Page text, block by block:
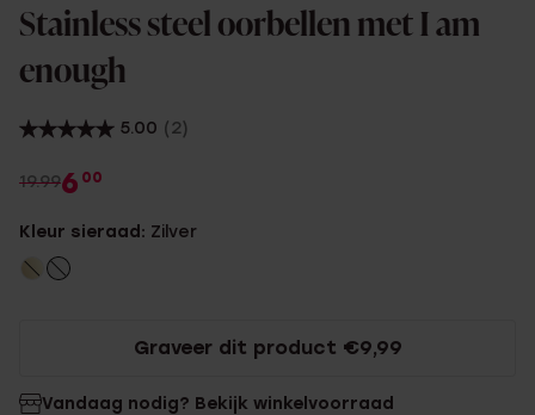
Stainless steel oorbellen met I am
enough
5.00 (2)
19.996 00
Kleur sieraad: Zilver
Graveer dit product €9,99
Vandaag nodig? Bekijk winkelvoorraad